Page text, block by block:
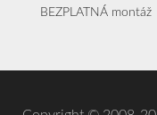
BEZPLATNÁ montáž